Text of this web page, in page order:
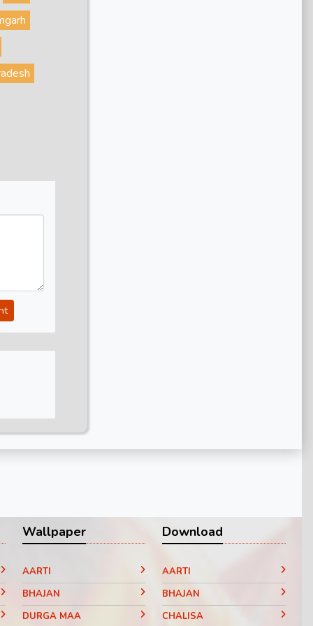
Wallpaper
AARTI
BHAJAN
DURGA MAA
Download
AARTI
BHAJAN
CHALISA